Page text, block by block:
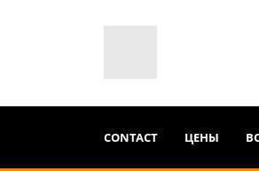
CONTACT ЦЕНЫ